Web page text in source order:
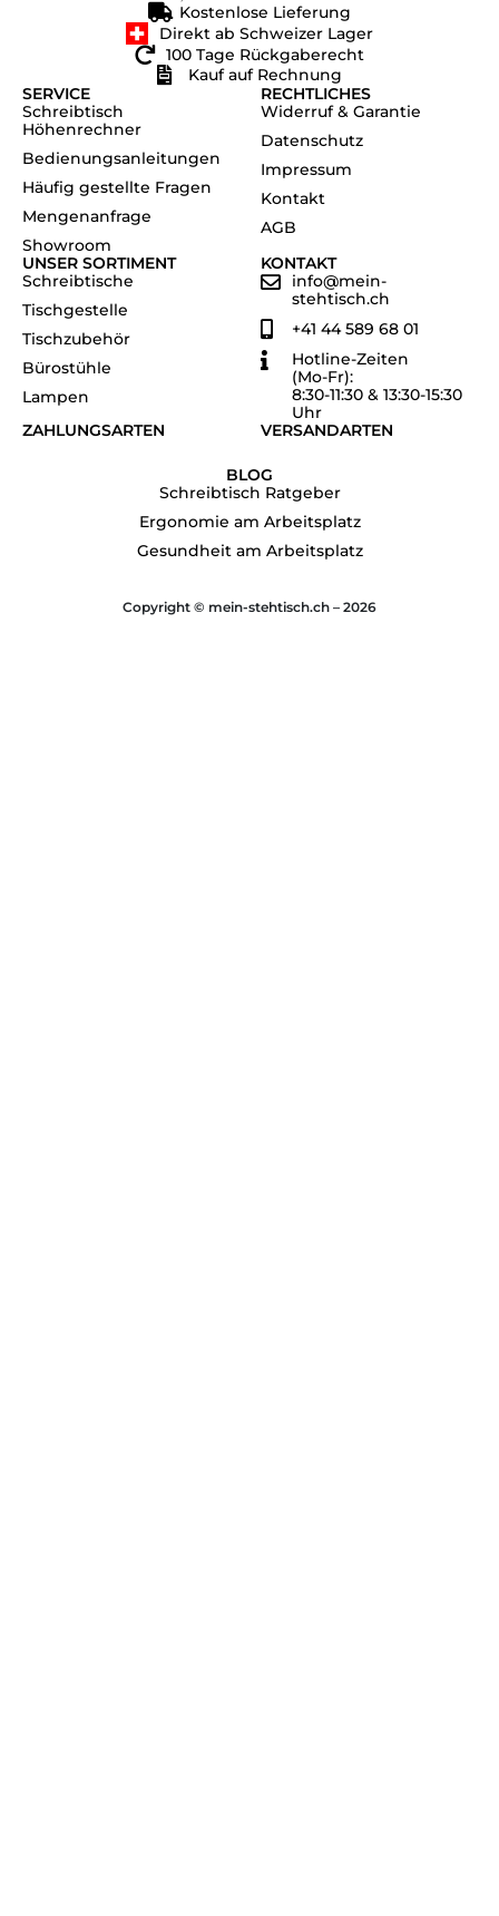
Kostenlose Lieferung
Direkt ab Schweizer Lager
100 Tage Rückgaberecht
Kauf auf Rechnung
SERVICE
Schreibtisch
Höhenrechner
Bedienungsanleitungen
Häufig gestellte Fragen
Mengenanfrage
Showroom
RECHTLICHES
Widerruf & Garantie
Datenschutz
Impressum
Kontakt
AGB
UNSER SORTIMENT
Schreibtische
Tischgestelle
Tischzubehör
Bürostühle
Lampen
KONTAKT
info@mein-
stehtisch.ch
+41 44 589 68 01
Hotline-Zeiten
(Mo-Fr):
8:30-11:30 & 13:30-15:30
Uhr
ZAHLUNGSARTEN
VERSANDARTEN
BLOG
Schreibtisch Ratgeber
Ergonomie am Arbeitsplatz
Gesundheit am Arbeitsplatz
Copyright © mein-stehtisch.ch – 2026